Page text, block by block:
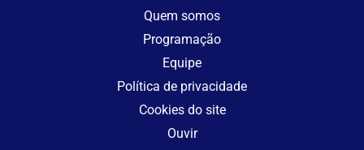
Quem somos
Programação
Equipe
Política de privacidade
Cookies do site
Ouvir